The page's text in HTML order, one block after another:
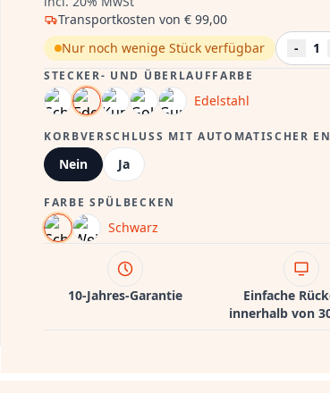
Transportkosten von € 99,00
Nur noch wenige Stück verfügbar
- 1
STECKER- UND ÜBERLAUFFARBE
Edelstahl
KORBVERSCHLUSS MIT AUTOMATISCHER
Nein Ja
FARBE SPÜLBECKEN
Schwarz
10-Jahres-Garantie
Einfache
innerhalb von